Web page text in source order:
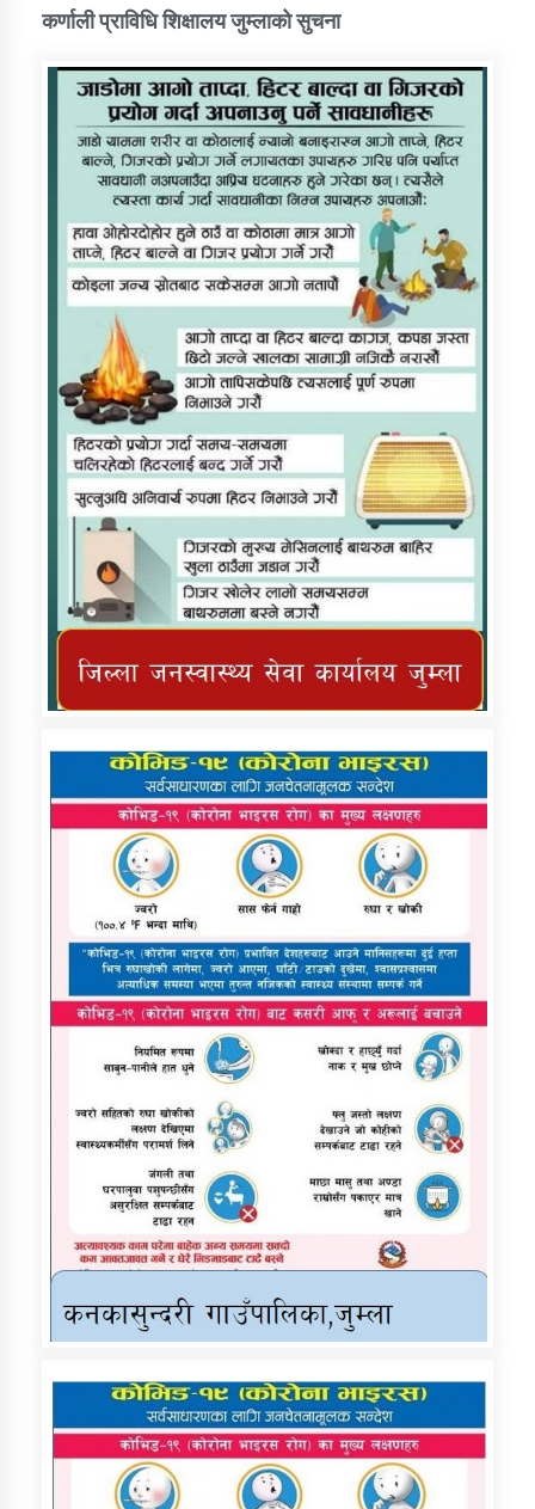
कर्णाली प्राविधि शिक्षालय जुम्लाको सुचना